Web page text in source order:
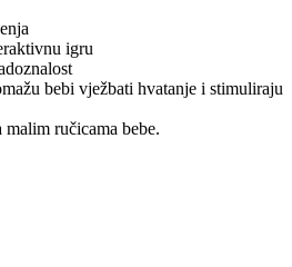
igru
bebi vježbati hvatanje i stimuliraju
malim ručicama bebe.